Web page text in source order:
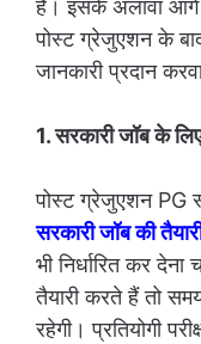
है। इसके अलावा आगे
पोस्ट ग्रेजुएशन के
जानकारी प्रदान
1. सरकारी जॉब के
पोस्ट ग्रेजुएशन PG
सरकारी जॉब की
भी निर्धारित कर
तैयारी करते हैं तो
रहेगी। प्रतियोगी